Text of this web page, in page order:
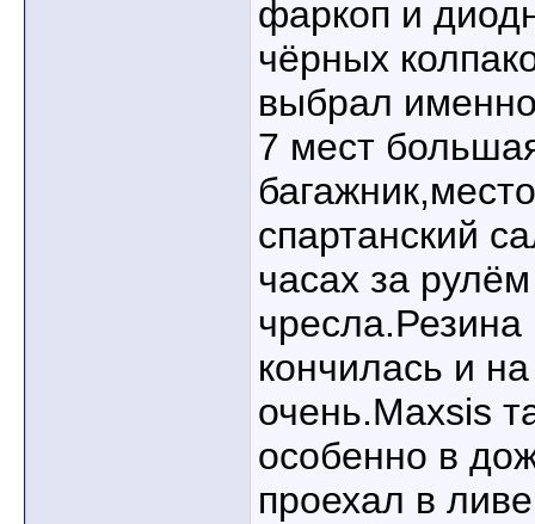
фаркоп и
чёрных
выбрал
7 мест
спартанский
часах за
кончилась и
очень.Maxsis
особенно в
проехал в